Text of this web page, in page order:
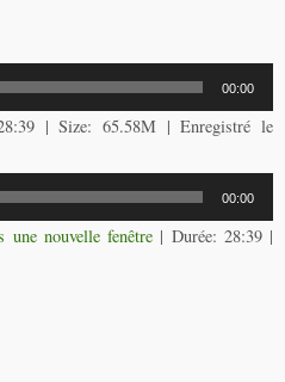
00:00
| Size: 65.58M | Enregistré le
00:00
une nouvelle fenêtre | Durée: 28:39|